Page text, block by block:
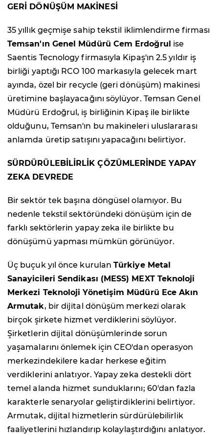
GERİ DÖNÜŞÜM MAKİNESİ
35 yıllık geçmişe sahip tekstil iklimlendirme firması
Temsan'ın Genel Müdürü Cem Erdoğrul ise
Saentis Tecnology firmasıyla Kipaş'ın 2.5 yıldır iş
birliği yaptığı RCO 100 markasıyla gelecek mart
ayında, özel bir recycle (geri dönüşüm) makinesi
üretimine başlayacağını söylüyor. Temsan Genel
Müdürü Erdoğrul, iş birliğinin Kipaş ile birlikte
olduğunu, Temsan'ın bu makineleri uluslararası
anlamda üretip satışını yapacağını belirtiyor.
SÜRDÜRÜLEBİLİRLİK ÇÖZÜMLERİNDE YAPAY
ZEKA DEVREDE
Bir sektör tek başına döngüsel olamıyor. Bu
nedenle tekstil sektöründeki dönüşüm için de
farklı sektörlerin yapay zeka ile birlikte bu
dönüşümü yapması mümkün görünüyor.
Üç buçuk yıl önce kurulanTürkiye Metal
Sanayicileri Sendikası (MESS) MEXT Teknoloji
Merkezi Teknoloji Yönetişim Müdürü Ece Akın
Armutak, bir dijital dönüşüm merkezi olarak
birçok şirkete hizmet verdiklerini söylüyor.
Şirketlerin dijital dönüşümlerinde sorun
yaşamalarını önlemek için CEO'dan operasyon
merkezindekilere kadar herkese eğitim
verdiklerini anlatıyor. Yapay zeka destekli dört
temel alanda hizmet sunduklarını; 60'dan fazla
karakterle senaryolar geliştirdiklerini belirtiyor.
Armutak, dijital hizmetlerin sürdürülebilirlik
faaliyetlerini hızlandırıp kolaylaştırdığını anlatıyor.